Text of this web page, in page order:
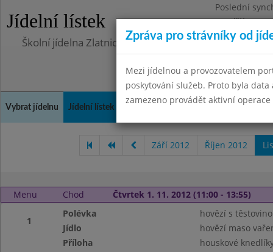
Jídelní lístek
Poslední
Pondělí
Školní jídelna Zlatnická
Vybrat jídelnu Jídelní lístek Kontakty a informace
Září 2012 Říjen 2012
Menu Chod Čtvrtek 1. 11. 2012 (11:00 - 13:55)
1
Polévka
hovězí s
Jídlo
hovězí maso
Příloha
houskové
Zpráva pro strávníky od
Mezi jídelnou a provozovatelem
poskytování služeb. Proto byla
zamezeno provádět aktivní